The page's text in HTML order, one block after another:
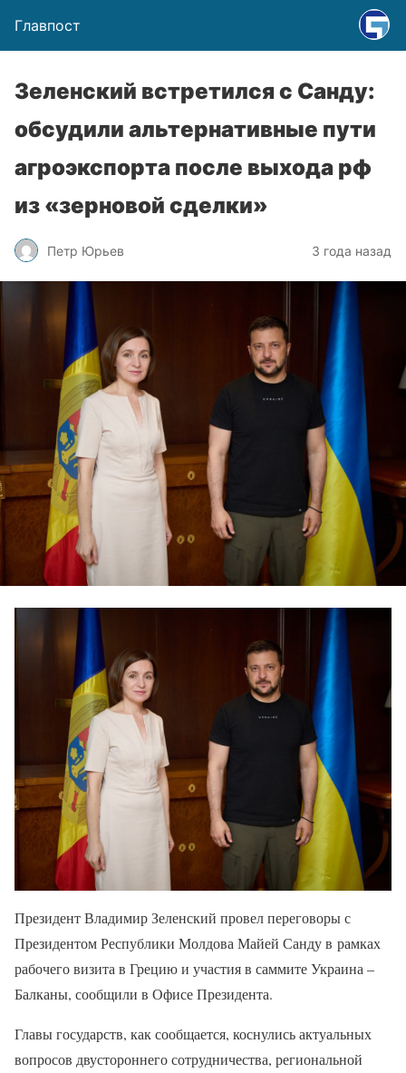
Главпост
Зеленский встретился с Санду:
обсудили альтернативные пути
агроэкспорта после выхода рф
из «зерновой сделки»
Петр Юрьев 3 года назад
Президент Владимир Зеленский провел переговоры с
Президентом Республики Молдова Майей Санду в рамках
рабочего визита в Грецию и участия в саммите Украина –
Балканы, сообщили в Офисе Президента.
Главы государств, как сообщается, коснулись актуальных
вопросов двустороннего сотрудничества, региональной